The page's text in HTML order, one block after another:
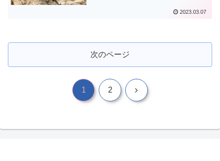
2023.03.07
次のページ
1 2 次